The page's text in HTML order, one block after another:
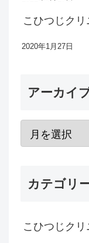
こひつじク
2020年1月27日
アーカイ
カテゴリ
こひつじクリ